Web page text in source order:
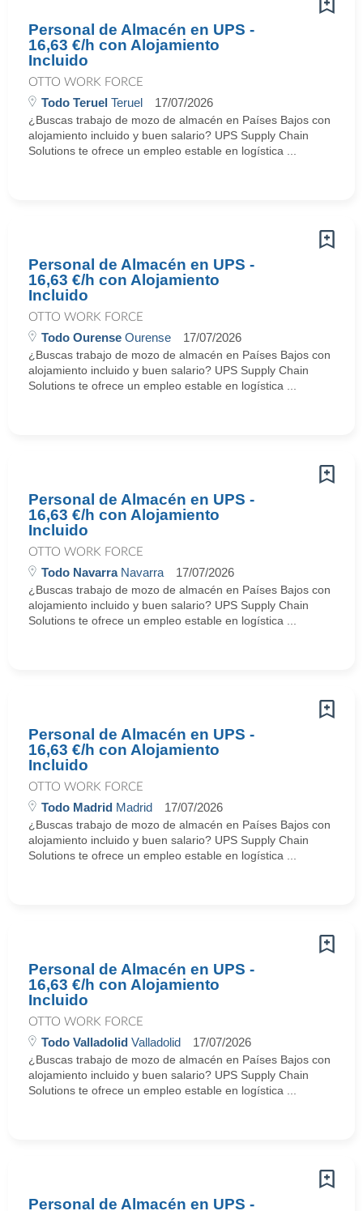
Personal de Almacén en UPS -
16,63 €/h con Alojamiento
Incluido
OTTO WORK FORCE
Todo Teruel Teruel 17/07/2026
¿Buscas trabajo de mozo de almacén en Países Bajos con
alojamiento incluido y buen salario? UPS Supply Chain
Solutions te ofrece un empleo estable en logística ...
Personal de Almacén en UPS -
16,63 €/h con Alojamiento
Incluido
OTTO WORK FORCE
Todo Ourense Ourense 17/07/2026
¿Buscas trabajo de mozo de almacén en Países Bajos con
alojamiento incluido y buen salario? UPS Supply Chain
Solutions te ofrece un empleo estable en logística ...
Personal de Almacén en UPS -
16,63 €/h con Alojamiento
Incluido
OTTO WORK FORCE
Todo NavarraNavarra 17/07/2026
¿Buscas trabajo de mozo de almacén en Países Bajos con
alojamiento incluido y buen salario? UPS Supply Chain
Solutions te ofrece un empleo estable en logística ...
Personal de Almacén en UPS -
16,63 €/h con Alojamiento
Incluido
OTTO WORK FORCE
Todo Madrid Madrid 17/07/2026
¿Buscas trabajo de mozo de almacén en Países Bajos con
alojamiento incluido y buen salario? UPS Supply Chain
Solutions te ofrece un empleo estable en logística ...
Personal de Almacén en UPS -
16,63 €/h con Alojamiento
Incluido
OTTO WORK FORCE
Todo Valladolid Valladolid 17/07/2026
¿Buscas trabajo de mozo de almacén en Países Bajos con
alojamiento incluido y buen salario? UPS Supply Chain
Solutions te ofrece un empleo estable en logística ...
Personal de Almacén en UPS -